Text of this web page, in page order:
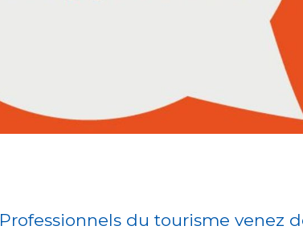
Professionnels du tourisme venez